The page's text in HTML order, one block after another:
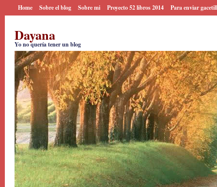
Home Sobre el blog Sobre mi Proyecto 52 libros 2014 Para enviar
Dayana
Yo no quería tener un blog